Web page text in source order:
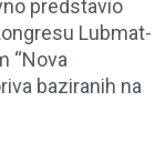
predstavio
Lubmat-
“Nova
baziranih na